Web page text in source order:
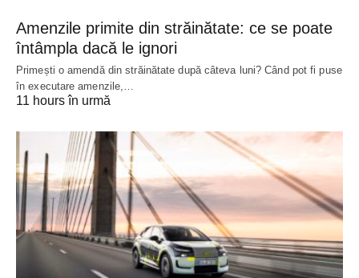
Amenzile primite din străinătate: ce se poate
întâmpla dacă le ignori
Primești o amendă din străinătate după câteva luni? Când pot fi puse
în executare amenzile,…
11 hours în urmă